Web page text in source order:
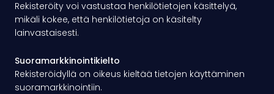
Rekisteröity voi vastustaa henkilötietojen käsittelyä,
mikäli kokee, että henkilötietoja on käsitelty
lainvastaisesti.
Suoramarkkinointikielto
Rekisteröidyllä on oikeus kieltää tietojen käyttäminen
suoramarkkinointiin.